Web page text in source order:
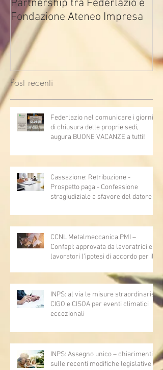
Partnership tra Federlazio e
Fondazione Ateneo Impresa
Post recenti
Federlazio nel comunicare i giorni
di chiusura delle proprie sedi,
augura BUONE VACANZE a tutti!
Cassazione: Retribuzione -
Prospetto paga - Confessione
stragiudiziale a sfavore del datore di
articoli 1362, 2697, 2730, 2732, 2734
e 2735)
CCNL Metalmeccanica PMI –
Confapi: approvata da lavoratrici e
lavoratori l’ipotesi di accordo per il
INPS: al via le misure straordinarie
CIGO e CISOA per eventi climatici
eccezionali
INPS: Assegno unico – chiarimenti
sulle recenti modifiche legislative